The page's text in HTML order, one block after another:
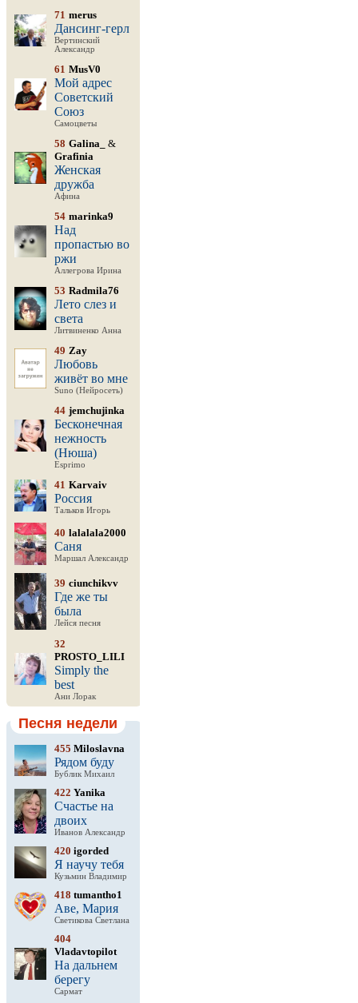
71 merus
Дансинг-герл
Вертинский
Александр
61 MusV0
Мой адрес
Советский
Союз
Самоцветы
58 Galina_
&
Grafinia
Женская
дружба
Афина
54 marinka9
Над
пропастью во
ржи
Аллегрова Ирина
53 Radmila76
Лето слез и
света
Литвиненко Анна
49 Zay
Любовь
живёт во мне
Suno (Нейросеть)
44 jemchujinka
Бесконечная
нежность
(Нюша)
Esprimo
41 Karvaiv
Россия
Тальков Игорь
40 lalalala2000
Саня
Маршал Александр
39 ciunchikvv
Где же ты
была
Лейся песня
32
PROSTO_LILI
Simply the
best
Ани Лорак
Песня недели
455 Miloslavna
Рядом буду
Бублик Михаил
422 Yanika
Счастье на
двоих
Иванов Александр
420 igorded
Я научу тебя
Кузьмин Владимир
418 tumantho1
Аве, Мария
Светикова Светлана
404
Vladavtopilot
На дальнем
берегу
Сармат